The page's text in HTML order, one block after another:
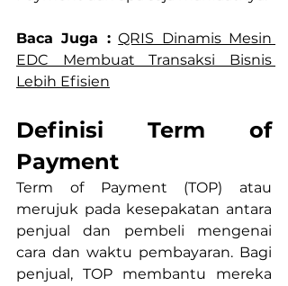
Baca Juga : QRIS Dinamis Mesin
EDC Membuat Transaksi Bisnis
Lebih Efisien
Definisi Term of
Payment
Term of Payment (TOP) atau
merujuk pada kesepakatan antara
penjual dan pembeli mengenai
cara dan waktu pembayaran. Bagi
penjual, TOP membantu mereka